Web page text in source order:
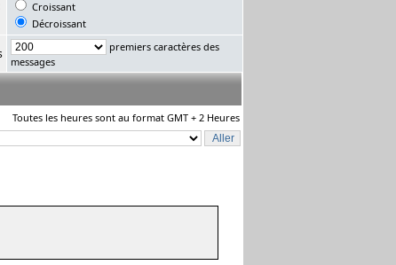
Croissant
Décroissant
premiers caractères des
messages
Toutes les heures sont au format GMT + 2 Heures